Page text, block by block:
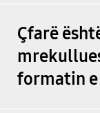
Çfarë
formatin e